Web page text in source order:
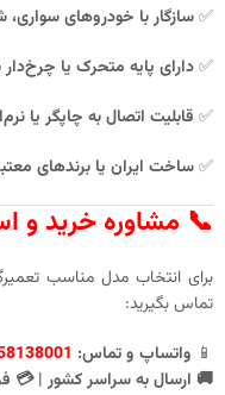
✅سازگار با خودروهای
✅دارای پایه متحرک یا چرخ‌دار
✅ قابلیت اتصال به چاپگر یا
✅ساخت ایران یا برندهای
📞 مشاوره خرید و
برای انتخاب مدل مناسب
تماس بگیرید:
📱 واتساپ و تماس:
🚚 ارسال به سراسر کشور |